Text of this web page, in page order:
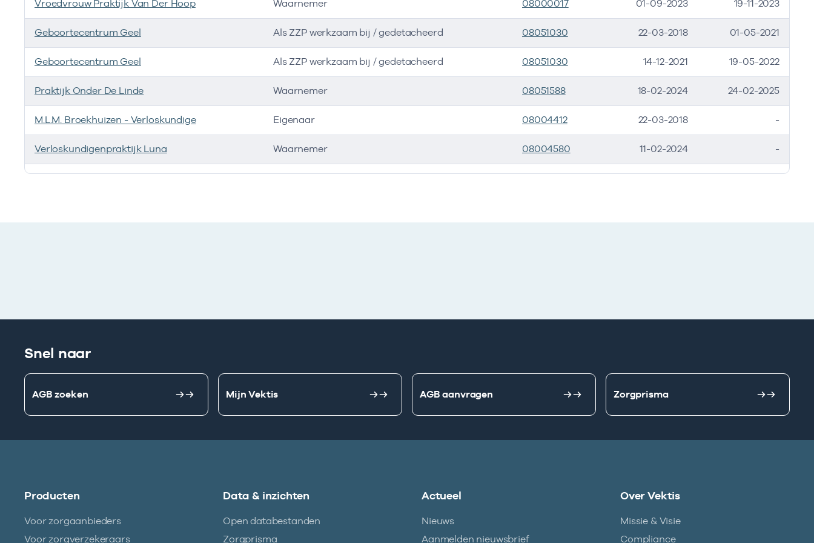
Ik heb een arbeidsrelatie met
Vroedvrouw Praktijk Van Der Hoop Waarnemer 08000017 01-09-2023 19-11-2023
Geboortecentrum Geel Als ZZP werkzaam bij / gedetacheerd 08051030 22-03-2018 01-05-2021
Geboortecentrum Geel Als ZZP werkzaam bij / gedetacheerd 08051030 14-12-2021 19-05-2022
Praktijk Onder De Linde Waarnemer 08051588 18-02-2024 24-02-2025
M.L.M. Broekhuizen - Verloskundige Eigenaar 08004412 22-03-2018 -
Verloskundigenpraktijk Luna Waarnemer 08004580 11-02-2024 -
Snel naar
AGB zoeken Mijn Vektis AGB aanvragen Zorgprisma
Producten
Voor zorgaanbieders
Voor zorgverzekeraars
Data & inzichten
Open databestanden
Zorgprisma
Actueel
Nieuws
Aanmelden nieuwsbrief
Over Vektis
Missie & Visie
Compliance